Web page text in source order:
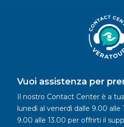
Vuoi assistenza per
Il nostro Contact Center è a
lunedì al venerdì dalle 9.00 alle
9.00 alle 13.00 per offrirti il